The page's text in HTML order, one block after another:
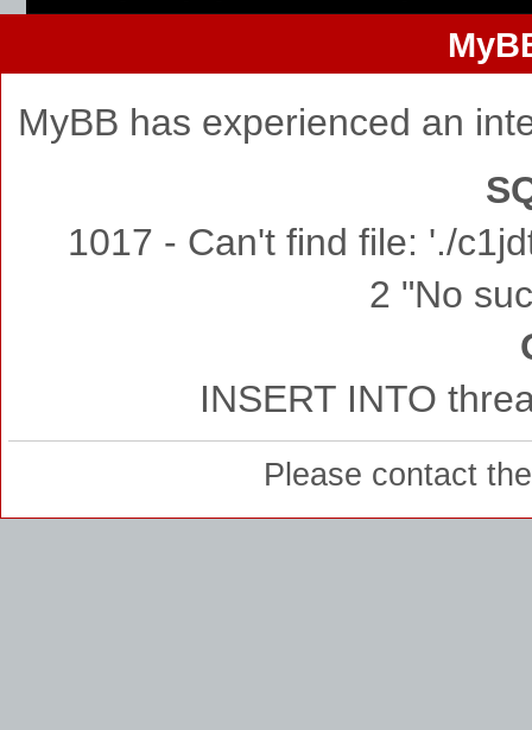
MyBB has experienced an
1017 - Can't find file: './
2 "No
INSERT INTO
Please contact